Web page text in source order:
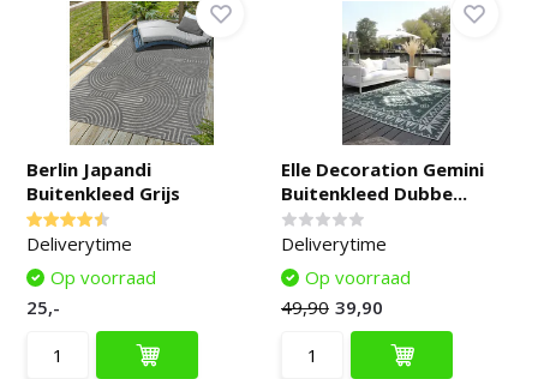
Berlin Japandi
Buitenkleed Grijs
Deliverytime
Op voorraad
25,-
Elle Decoration Gemini
Buitenkleed Dubbe...
Deliverytime
Op voorraad
49,90 39,90